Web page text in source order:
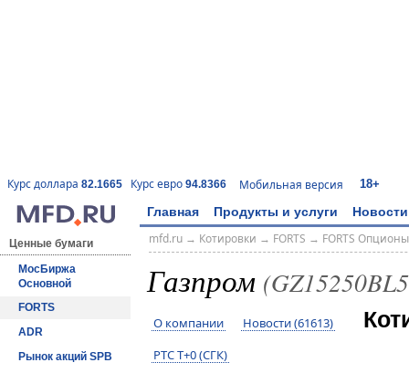
Курс доллара 82.1665 Курс евро 94.8366 Мобильная версия 18+
Главная Продукты и услуги Новости
Ценные бумаги
МосБиржа
Основной
FORTS
ADR
Рынок акций SPB
mfd.ru→ Котировки → FORTS → FORTS Опционы
Газпром
О компании Новости (61613)
РТС T+0 (СГК)